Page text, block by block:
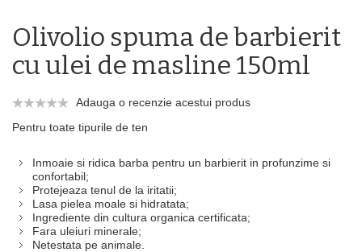
Olivolio spuma de barbierit
cu ulei de masline 150ml
Adauga o recenzie acestui produs
Pentru toate tipurile de ten
Inmoaie si ridica barba pentru un barbierit in profunzime si
confortabil;
Protejeaza tenul de la iritatii;
Lasa pielea moale si hidratata;
Ingrediente din cultura organica certificata;
Fara uleiuri minerale;
Netestata pe animale.